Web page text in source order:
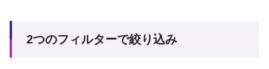
2つのフィルターで絞り込み